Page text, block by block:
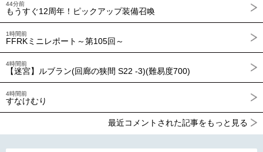
44分前
もうすぐ12周年！ピックアップ装備召喚
1時間前
FFRKミニレポート～第105回～
4時間前
【迷宮】ルブラン(回廊の狭間 S22 -3)(難易度700)
4時間前
すなけむり
最近コメントされた記事をもっと見る